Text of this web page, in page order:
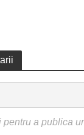
pentru a publica